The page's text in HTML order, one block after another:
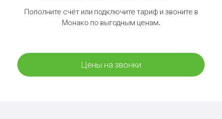
Пополните счёт или подключите тариф и звоните в
Монако по выгодным ценам.
Цены на звонки